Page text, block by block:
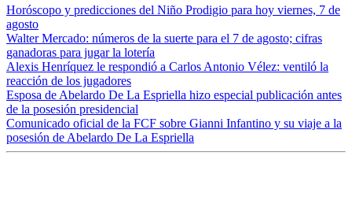
Horóscopo y predicciones del Niño Prodigio para hoy viernes, 7 de
agosto
Walter Mercado: números de la suerte para el 7 de agosto; cifras
ganadoras para jugar la lotería
Alexis Henríquez le respondió a Carlos Antonio Vélez: ventiló la
reacción de los jugadores
Esposa de Abelardo De La Espriella hizo especial publicación antes
de la posesión presidencial
Comunicado oficial de la FCF sobre Gianni Infantino y su viaje a la
posesión de Abelardo De La Espriella